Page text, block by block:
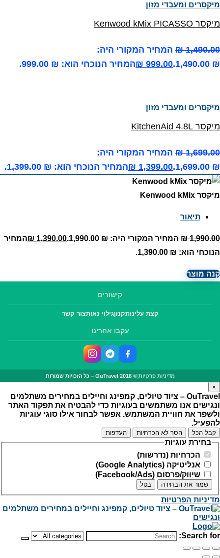
מיקסרים ומעבדי מזון
מיקסר Kenwood kMix PICASSO
₪1,490.00
המחיר המקורי היה:
₪ 1,490.00.
₪ 999.00 המחיר הנוכחי הוא: ₪ 999.00.
מיקסרים ומעבדי מזון
מיקסר KitchenAid 4.8L
₪1,699.00
המחיר המקורי היה:
₪ 1,699.00.
₪ 1,399.00 המחיר הנוכחי הוא: ₪ 1,399.00.
מיקסר Kenwood kMix
תיאור
₪1,990.00 המחיר המקורי היה: ₪ 1,990.00. ₪ 1,390.00
המחיר
הנוכחי הוא: ₪ 1,390.00.
קנה מוצר
קישורים
קצת עלינותקנוןגילוי נאותצור קשר
עקבו אחרינו
מדיניות פרטיות|© OuTravel 2018 – כל הזכויות שמורות
×
OuTravel – ציוד טיולים, קמפינג וחיילים במחירים משתלמים
ונגישים אנו משתמשים בעוגיות כדי להבטיח את תפקוד האתר
ולשפר את חוויית המשתמש. אפשר לבחור אילו סוגי עוגיות
להפעיל.
קבל הכל הסר לא הכרחיות העדפות
בחירת עוגיות
הכרחיות (נדרשות)
אנליטיקה (Google Analytics)
שיווק/פרסום (Facebook/Ads)
שמור את הבחירה בטל
מדיניות הפרטיות
Search for: